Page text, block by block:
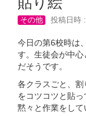
その他 投稿日時
今日の第6校時は
す。生徒会が中
だそうです。
各クラスごと、
をコツコツと貼っ
黙々と作業をして